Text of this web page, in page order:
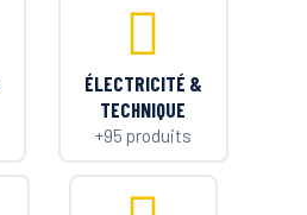
ÉLECTRICITÉ &
TECHNIQUE
+95 produits